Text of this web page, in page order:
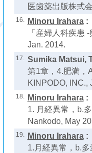
医歯薬出版株式
16. Minoru Irahara:
「産婦人科疾患
Jan. 2014.
17. Sumika Matsui,
第1章，4.肥満，
KINPODO, INC.,
18. Minoru Irahara:
1. 月経異常，b.
Nankodo, May
19. Minoru Irahara:
1.月経異常，b.